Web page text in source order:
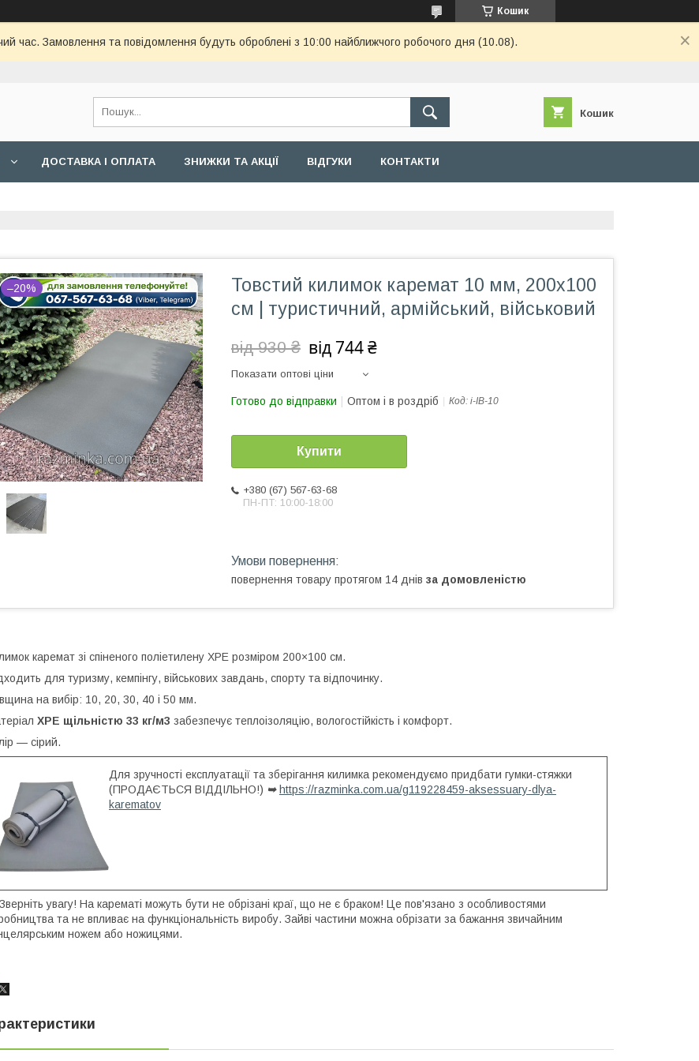
Кошик
час. Замовлення та повідомлення будуть оброблені з 10:00 найближчого робочого дня (10.08).
Кошик
ДОСТАВКА І ОПЛАТА ЗНИЖКИ ТА АКЦІЇ ВІДГУКИ КОНТАКТИ
–20%
Товстий килимок каремат 10 мм, 200х100
см | туристичний, армійський, військовий
від 930 ₴ від 744 ₴
Показати оптові ціни
Готово до відправки Оптом і в роздріб Код: i-IB-10
Купити
+380 (67) 567-63-68
ПН-ПТ: 10:00-18:00
повернення товару протягом 14 днів за домовленістю
каремат зі спіненого поліетилену XPE розміром 200×100 см.
для туризму, кемпінгу, військових завдань, спорту та відпочинку.
на вибір: 10, 20, 30, 40 і 50 мм.
XPE щільністю 33 кг/м3 забезпечує теплоізоляцію, вологостійкість і комфорт.
— сірий.
Для зручності експлуатації та зберігання килимка рекомендуємо придбати гумки-стяжки
(ПРОДАЄТЬСЯ ВІДДІЛЬНО!) ➥ https://razminka.com.ua/g119228459-aksessuary-dlya-
karematov
увагу! На карематі можуть бути не обрізані краї, що не є браком! Це пов'язано з особливостями
та не впливає на функціональність виробу. Зайві частини можна обрізати за бажання звичайним
ножем або ножицями.